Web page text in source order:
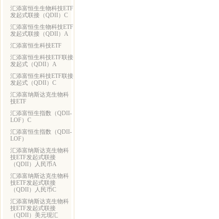
汇添富恒生生物科技ETF
发起式联接（QDII）C
汇添富恒生生物科技ETF
发起式联接（QDII）A
汇添富恒生科技ETF
汇添富恒生科技ETF联接
发起式（QDII）A
汇添富恒生科技ETF联接
发起式（QDII）C
汇添富纳斯达克生物科
技ETF
汇添富恒生指数（QDII-
LOF）C
汇添富恒生指数（QDII-
LOF）
汇添富纳斯达克生物科
技ETF发起式联接
（QDII）人民币A
汇添富纳斯达克生物科
技ETF发起式联接
（QDII）人民币C
汇添富纳斯达克生物科
技ETF发起式联接
（QDII）美元现汇